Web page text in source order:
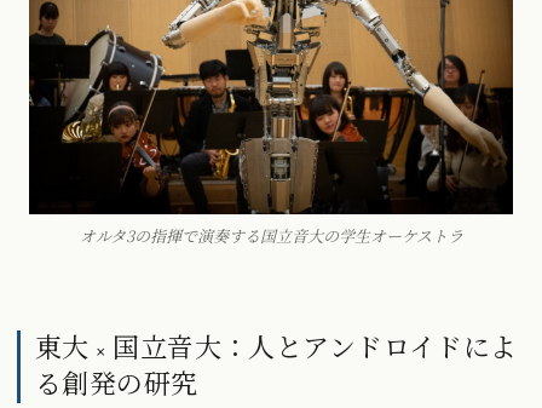
オルタ3の指揮で演奏する国立音大の学生オーケストラ
東大 × 国立音大：人とアンドロイドによ
る創発の研究